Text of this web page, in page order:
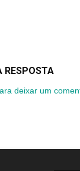
RESPOSTA
deixar um